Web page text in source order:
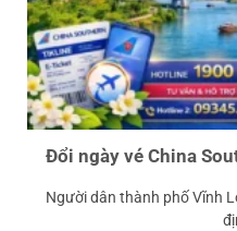
Đổi ngày vé China
Người dân thành phố Vĩnh